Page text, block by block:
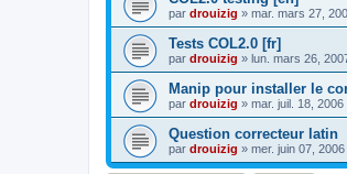
par drouizig » mar. mars 27,
Tests COL2.0 [fr]
par drouizig » lun. mars 26,
Manip pour installer le
par drouizig » mar. juil. 18,
Question correcteur latin
par drouizig » mer. juin 07,